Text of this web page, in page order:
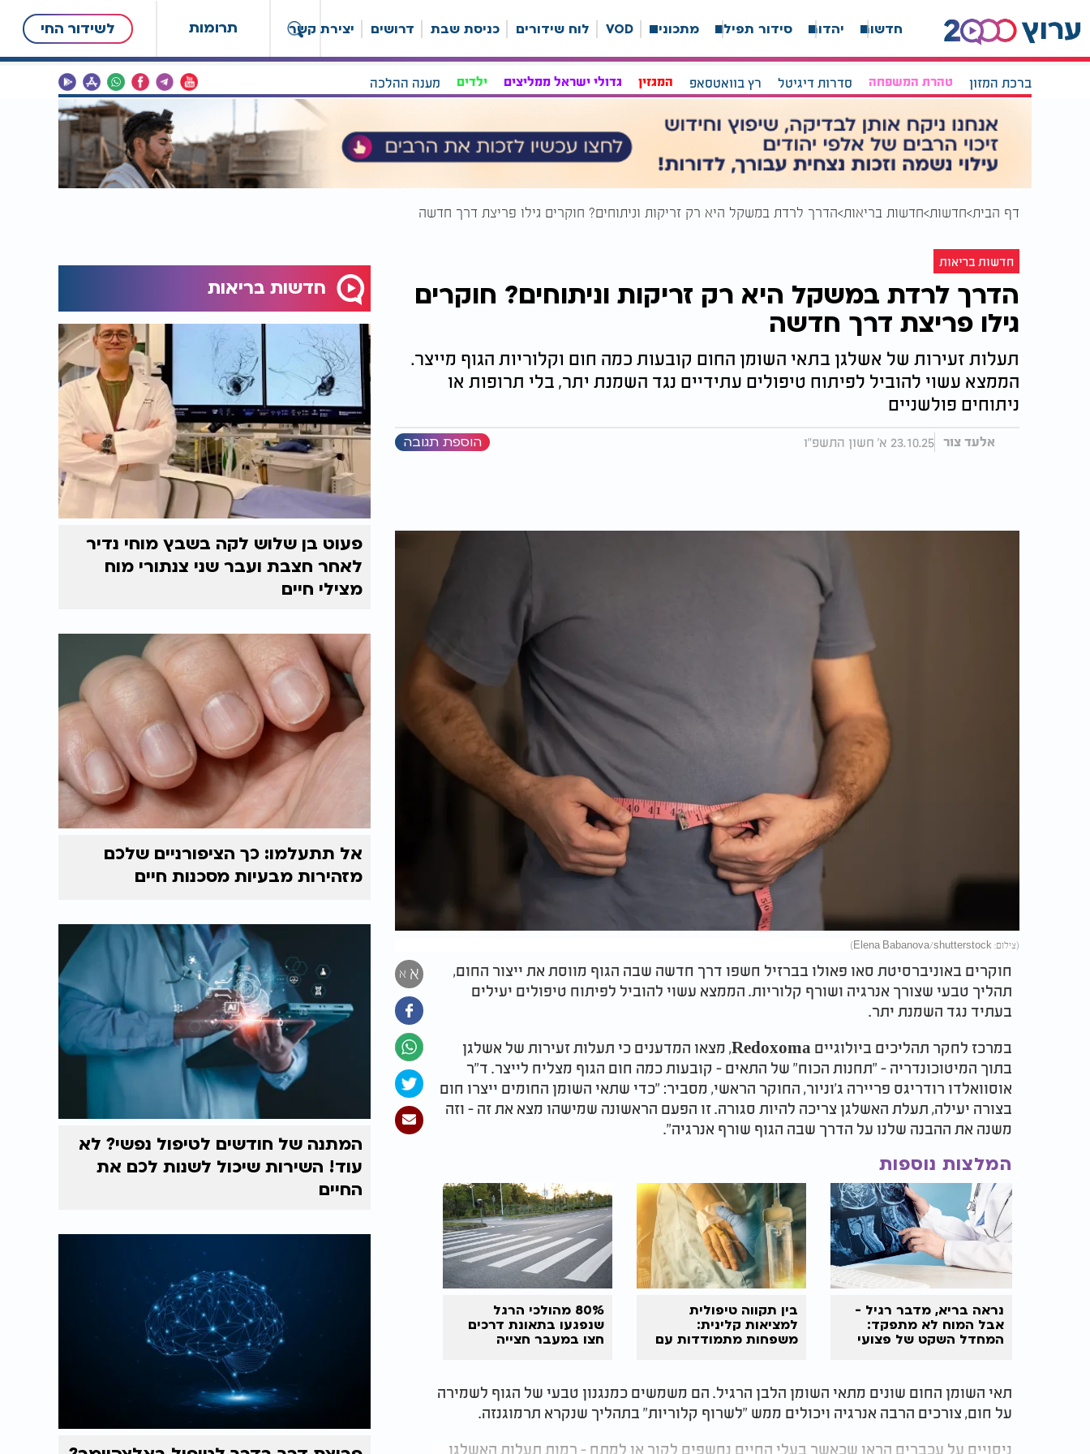
תרומות לשידור החי חדשות יהדות סידור תפילה מתכונים VOD לוח שידורים כניסת שבת דרושים יצירת קשר
ברכת המזון טהרת המשפחה סדרות דיגיטל רץ בוואטסאפ המגזין גדולי ישראל ממליצים ילדים מענה ההלכה
דף הבית חדשות חדשות בריאות הדרך לרדת במשקל היא רק זריקות וניתוחים? חוקרים גילו פריצת דרך חדשה
חדשות בריאות
הדרך לרדת במשקל היא רק זריקות וניתוחים? חוקרים
גילו פריצת דרך חדשה
תעלות זעירות של אשלגן בתאי השומן החום קובעות כמה חום וקלוריות הגוף מייצר.
הממצא עשוי להוביל לפיתוח טיפולים עתידיים נגד השמנת יתר, בלי תרופות או
ניתוחים פולשניים
אלעד צור 23.10.25 א' חשון התשפ"ו הוספת תגובה
(צילום: Elena Babanova/shutterstock)
א א
חוקרים באוניברסיטת סאו פאולו בברזיל חשפו דרך חדשה שבה הגוף מווסת את ייצור החום,
תהליך טבעי שצורך אנרגיה ושורף קלוריות. הממצא עשוי להוביל לפיתוח טיפולים יעילים
בעתיד נגד השמנת יתר.
במרכז לחקר תהליכים ביולוגיים Redoxoma, מצאו המדענים כי תעלות זעירות של אשלגן
בתוך המיטוכונדריה - "תחנות הכוח" של התאים - קובעות כמה חום הגוף מצליח לייצר. ד"ר
אוסוואלדו רודריגס פריירה ג’וניור, החוקר הראשי, מסביר: "כדי שתאי השומן החומים ייצרו חום
בצורה יעילה, תעלת האשלגן צריכה להיות סגורה. זו הפעם הראשונה שמישהו מצא את זה - וזה
משנה את ההבנה שלנו על הדרך שבה הגוף שורף אנרגיה".
המלצות נוספות
נראה בריא, מדבר רגיל -
אבל המוח לא מתפקד:
המחדל השקט של פצועי
בין תקווה טיפולית
למציאות קלינית:
משפחות מתמודדות עם
80% מהולכי הרגל
שנפגעו בתאונת דרכים
חצו במעבר חצייה
תאי השומן החום שונים מתאי השומן הלבן הרגיל. הם משמשים כמנגנון טבעי של הגוף לשמירה
על חום, צורכים הרבה אנרגיה ויכולים ממש "לשרוף קלוריות" בתהליך שנקרא תרמוגנזה.
ניסויים על עכברים הראו שכאשר בעלי החיים נחשפים לקור או למתח - רמות תעלות האשלגן
חדשות בריאות
פעוט בן שלוש לקה בשבץ מוחי נדיר
לאחר חצבת ועבר שני צנתורי מוח
מצילי חיים
אל תתעלמו: כך הציפורניים שלכם
מזהירות מבעיות מסכנות חיים
המתנה של חודשים לטיפול נפשי? לא
עוד! השירות שיכול לשנות לכם את
החיים